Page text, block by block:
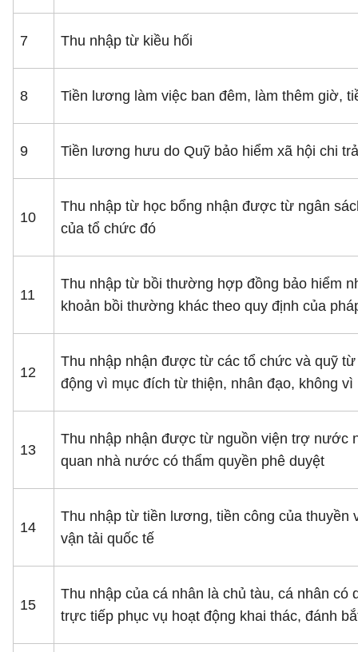
7 Thu nhập từ kiều hối
8 Tiền lương làm việc ban đêm, làm thêm giờ,
9 Tiền lương hưu do Quỹ bảo hiểm xã hội chi
10
Thu nhập từ học bổng nhận được từ ngân
của tổ chức đó
11
Thu nhập từ bồi thường hợp đồng bảo hiểm
khoản bồi thường khác theo quy định của
12
Thu nhập nhận được từ các tổ chức và quỹ
động vì mục đích từ thiện, nhân đạo, không
13
Thu nhập nhận được từ nguồn viện trợ nước
quan nhà nước có thẩm quyền phê duyệt
14
Thu nhập từ tiền lương, tiền công của thuyền
vận tải quốc tế
15
Thu nhập của cá nhân là chủ tàu, cá nhân
trực tiếp phục vụ hoạt động khai thác, đánh